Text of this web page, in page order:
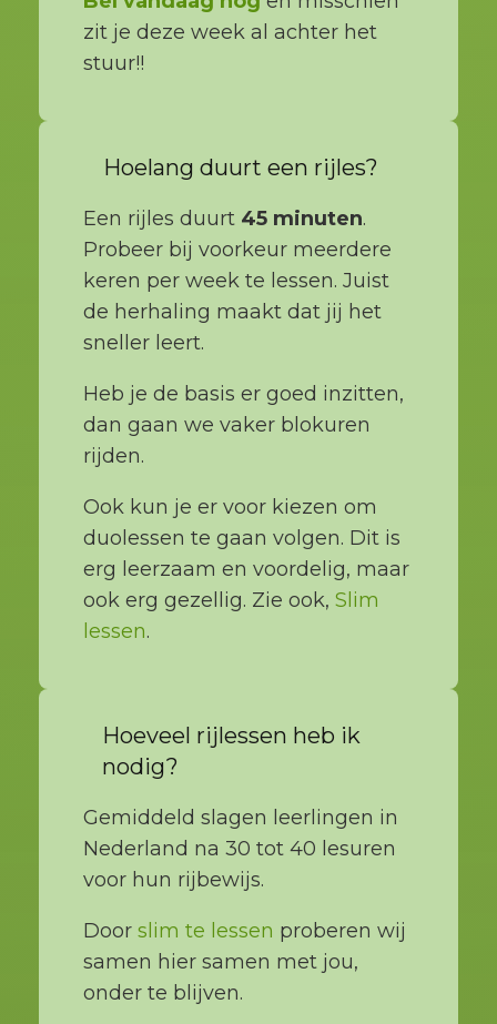
zit je deze week al achter het
stuur!!
Hoelang duurt een rijles?
Een rijles duurt 45 minuten.
Probeer bij voorkeur meerdere
keren per week te lessen. Juist
de herhaling maakt dat jij het
sneller leert.
Heb je de basis er goed inzitten,
dan gaan we vaker blokuren
rijden.
Ook kun je er voor kiezen om
duolessen te gaan volgen. Dit is
erg leerzaam en voordelig, maar
ook erg gezellig. Zie ook, Slim
lessen.
Hoeveel rijlessen heb ik
nodig?
Gemiddeld slagen leerlingen in
Nederland na 30 tot 40 lesuren
voor hun rijbewijs.
Door slim te lessen proberen wij
samen hier samen met jou,
onder te blijven.